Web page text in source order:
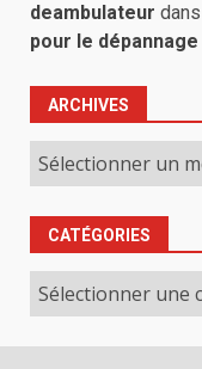
deambulateur dans
pour le
ARCHIVES
Archives
CATÉGORIES
Catégories